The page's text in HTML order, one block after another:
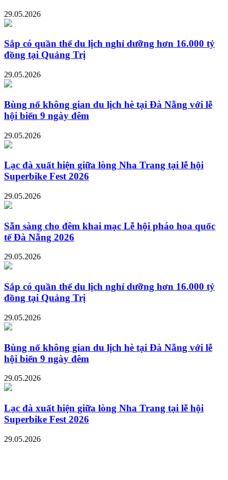
29.05.2026
Sắp có quần thể du lịch nghỉ dưỡng hơn 16.000 tỷ
đồng tại Quảng Trị
29.05.2026
Bùng nổ không gian du lịch hè tại Đà Nẵng với lễ
hội biển 9 ngày đêm
29.05.2026
Lạc đà xuất hiện giữa lòng Nha Trang tại lễ hội
Superbike Fest 2026
29.05.2026
Sẵn sàng cho đêm khai mạc Lễ hội pháo hoa quốc
tế Đà Nẵng 2026
29.05.2026
Sắp có quần thể du lịch nghỉ dưỡng hơn 16.000 tỷ
đồng tại Quảng Trị
29.05.2026
Bùng nổ không gian du lịch hè tại Đà Nẵng với lễ
hội biển 9 ngày đêm
29.05.2026
Lạc đà xuất hiện giữa lòng Nha Trang tại lễ hội
Superbike Fest 2026
29.05.2026